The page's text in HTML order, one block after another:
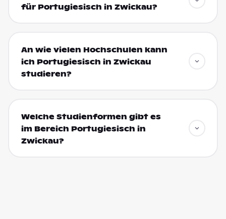
für Portugiesisch in Zwickau?
An wie vielen Hochschulen kann
ich Portugiesisch in Zwickau
studieren?
Welche Studienformen gibt es
im Bereich Portugiesisch in
Zwickau?